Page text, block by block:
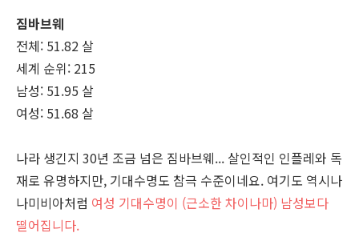
짐바브웨
전체: 51.82 살
세계 순위: 215
남성: 51.95 살
여성: 51.68 살
나라 생긴지 30년 조금 넘은 짐바브웨... 살인적인 인플레와 독
재로 유명하지만, 기대수명도 참극 수준이네요. 여기도 역시나
나미비아처럼 여성 기대수명이 (근소한 차이나마) 남성보다
떨어집니다.